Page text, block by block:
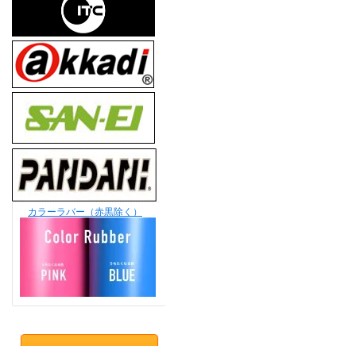
カラーラバー（赤黒除く）